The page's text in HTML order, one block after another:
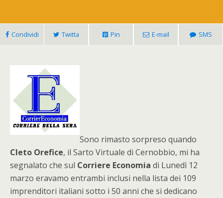
Condividi Twitta Pin E-mail SMS
Sono rimasto sorpreso quando
Cleto Orefice, il Sarto Virtuale di Cernobbio, mi ha
segnalato che sul Corriere Economia di Lunedì 12
marzo eravamo entrambi inclusi nella lista dei 109
imprenditori italiani sotto i 50 anni che si dedicano